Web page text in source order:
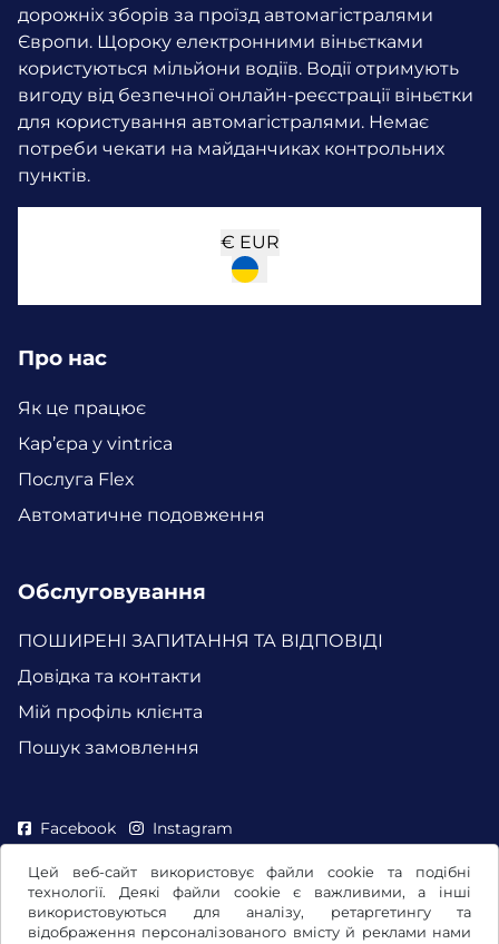
Цей веб-сайт використовує файли cookie та подібні
технології. Деякі файли cookie є важливими, а інші
використовуються для аналізу, ретаргетингу та
відображення персоналізованого вмісту й реклами нами
дорожніх зборів за проїзд автомагістралями
Європи. Щороку електронними віньєтками
користуються мільйони водіїв. Водії отримують
вигоду від безпечної онлайн-реєстрації віньєтки
для користування автомагістралями. Немає
потреби чекати на майданчиках контрольних
пунктів.
€ EUR
Про нас
Як це працює
Кар’єра у vintrica
Послуга Flex
Автоматичне подовження
Обслуговування
ПОШИРЕНІ ЗАПИТАННЯ ТА ВІДПОВІДІ
Довідка та контакти
Мій профіль клієнта
Пошук замовлення
Facebook Instagram